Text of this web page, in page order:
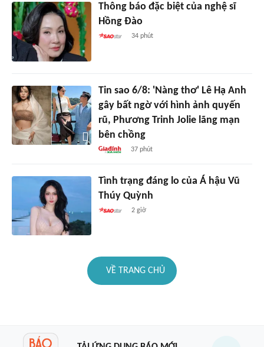
Thông báo đặc biệt của nghệ sĩ
Hồng Đào
34 phút
Tin sao 6/8: 'Nàng thơ' Lê Hạ Anh
gây bất ngờ với hình ảnh quyến
rũ, Phương Trinh Jolie lãng mạn
bên chồng
37 phút
Tình trạng đáng lo của Á hậu Vũ
Thúy Quỳnh
2 giờ
VỀ TRANG CHỦ